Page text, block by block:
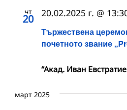
чт
20
Тържествена
почетното звание
20.02.2025 г. @
“Акад. Иван
март 2025